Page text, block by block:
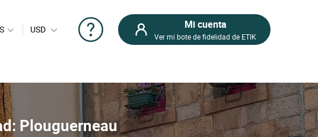
USD Mi cuenta
Ver mi bote de fidelidad de ETIK
Plouguerneau